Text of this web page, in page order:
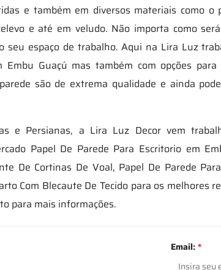
e também em diversos materiais como o
e até em veludo. Não importa como
espaço de trabalho. Aqui na Lira Luz
Embu Guaçú mas também com opções
são de extrema qualidade e ainda
e Persianas, a Lira Luz Decor vem
Papel De Parede Para Escritorio em
De Cortinas De Voal, Papel De Parede
Com Blecaute De Tecido para os melhores
para mais informações.
Email:*